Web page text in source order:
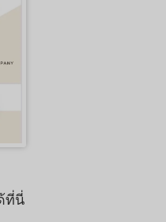
ที่นี่